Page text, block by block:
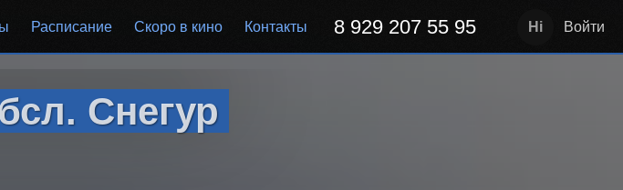
Расписание Скоро в кино Контакты 8 929 207 55 95 Войти
Снегур